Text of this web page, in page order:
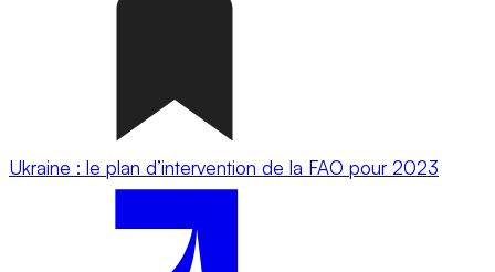
Ukraine : le plan d’intervention de la FAO pour 2023